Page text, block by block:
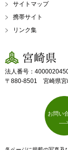
サイトマップ
携帯サイト
リンク集
宮崎県
法人番号：
〒880-8501 宮崎県宮
お問い